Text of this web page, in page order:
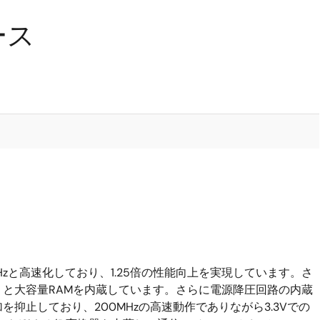
高速化しており、1.25倍の性能向上を実現しています。さ
大容量RAMを内蔵しています。さらに電源降圧回路の内蔵
抑止しており、200MHzの高速動作でありながら3.3Vでの